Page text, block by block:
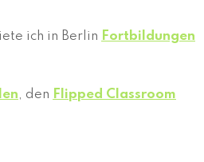
ich in Berlin Fortbildungen
, den Flipped Classroom